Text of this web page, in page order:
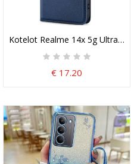
Kotelot Realme 14x 5g Ultraohut
€ 17.20